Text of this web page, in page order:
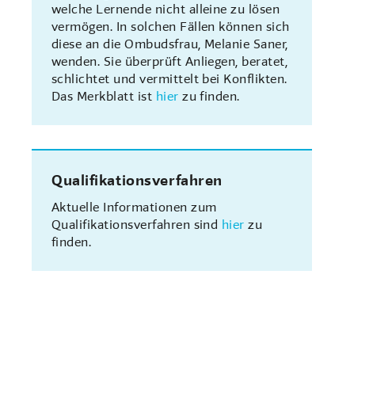
welche Lernende nicht alleine zu lösen
vermögen. In solchen Fällen können sich
diese an die Ombudsfrau, Melanie Saner,
wenden. Sie überprüft Anliegen, beratet,
schlichtet und vermittelt bei Konflikten.
Das Merkblatt ist hier zu finden.
Qualifikationsverfahren
Aktuelle Informationen zum
Qualifikationsverfahren sind hier zu
finden.